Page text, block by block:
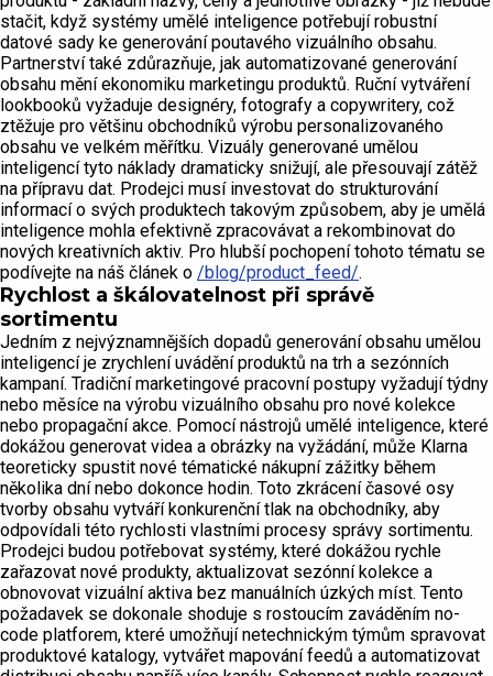
stačit, když systémy umělé inteligence potřebují robustní
datové sady ke generování poutavého vizuálního obsahu.
Partnerství také zdůrazňuje, jak automatizované generování
obsahu mění ekonomiku marketingu produktů. Ruční vytváření
lookbooků vyžaduje designéry, fotografy a copywritery, což
ztěžuje pro většinu obchodníků výrobu personalizovaného
obsahu ve velkém měřítku. Vizuály generované umělou
inteligencí tyto náklady dramaticky snižují, ale přesouvají zátěž
na přípravu dat. Prodejci musí investovat do strukturování
informací o svých produktech takovým způsobem, aby je umělá
inteligence mohla efektivně zpracovávat a rekombinovat do
nových kreativních aktiv. Pro hlubší pochopení tohoto tématu se
podívejte na náš článek o /blog/product_feed/.
Rychlost a škálovatelnost při správě
sortimentu
Jedním z nejvýznamnějších dopadů generování obsahu umělou
inteligencí je zrychlení uvádění produktů na trh a sezónních
kampaní. Tradiční marketingové pracovní postupy vyžadují týdny
nebo měsíce na výrobu vizuálního obsahu pro nové kolekce
nebo propagační akce. Pomocí nástrojů umělé inteligence, které
dokážou generovat videa a obrázky na vyžádání, může Klarna
teoreticky spustit nové tématické nákupní zážitky během
několika dní nebo dokonce hodin. Toto zkrácení časové osy
tvorby obsahu vytváří konkurenční tlak na obchodníky, aby
odpovídali této rychlosti vlastními procesy správy sortimentu.
Prodejci budou potřebovat systémy, které dokážou rychle
zařazovat nové produkty, aktualizovat sezónní kolekce a
obnovovat vizuální aktiva bez manuálních úzkých míst. Tento
požadavek se dokonale shoduje s rostoucím zaváděním no-
code platforem, které umožňují netechnickým týmům spravovat
produktové katalogy, vytvářet mapování feedů a automatizovat